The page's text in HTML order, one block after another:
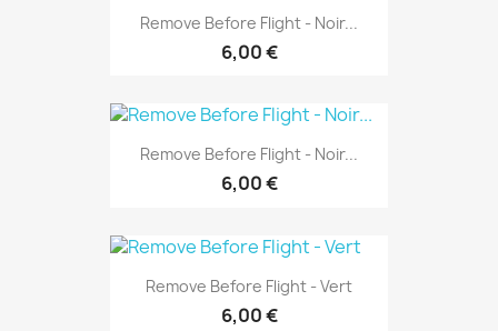
Remove Before Flight - Noir...
6,00 €
Remove Before Flight - Noir...
6,00 €
Remove Before Flight - Vert
6,00 €